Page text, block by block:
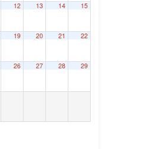
12 13 14 15
19 20 21 22
26 27 28 29